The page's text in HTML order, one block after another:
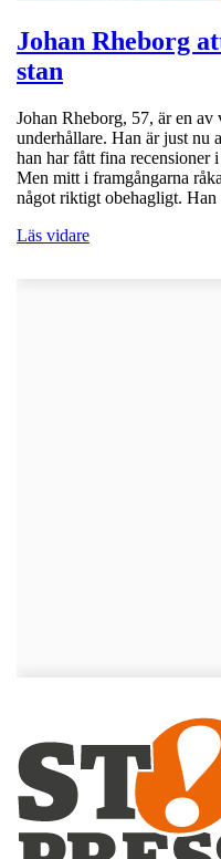
Johan Rheborg
stan
Johan Rheborg, 57, är en av
underhållare. Han är just nu
han har fått fina recensioner
Men mitt i framgångarna
något riktigt obehagligt.
Läs vidare